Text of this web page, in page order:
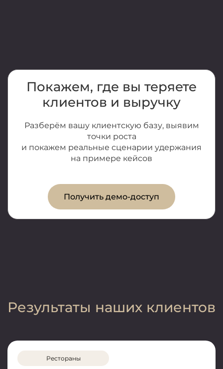
Покажем, где вы теряете
клиентов и выручку
Разберём вашу клиентскую базу, выявим
точки роста
и покажем реальные сценарии удержания
на примере кейсов
Получить демо-доступ
Результаты наших клиентов
Рестораны